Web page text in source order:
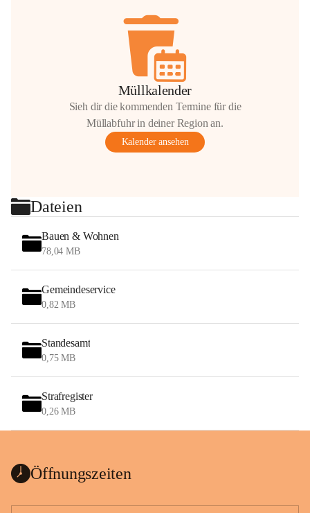
Müllkalender
Sieh dir die kommenden Termine für die
Müllabfuhr in deiner Region an.
Kalender ansehen
Dateien
Bauen & Wohnen
78,04 MB
Gemeindeservice
0,82 MB
Standesamt
0,75 MB
Strafregister
0,26 MB
Öffnungszeiten